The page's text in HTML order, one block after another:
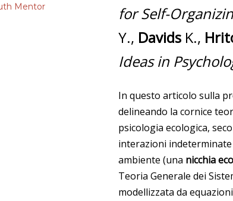
Mentor
for Self-
Y., Davids K.,
Ideas in
In questo articolo sulla
delineando la cornice
psicologia ecologica,
interazioni
ambiente (una nicchia
Teoria Generale dei
modellizzata da